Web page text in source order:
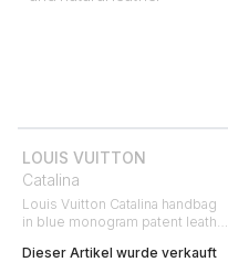
LOUIS VUITTON
Catalina
Louis Vuitton Catalina handbag
in blue monogram patent leather
Dieser Artikel wurde verkauft